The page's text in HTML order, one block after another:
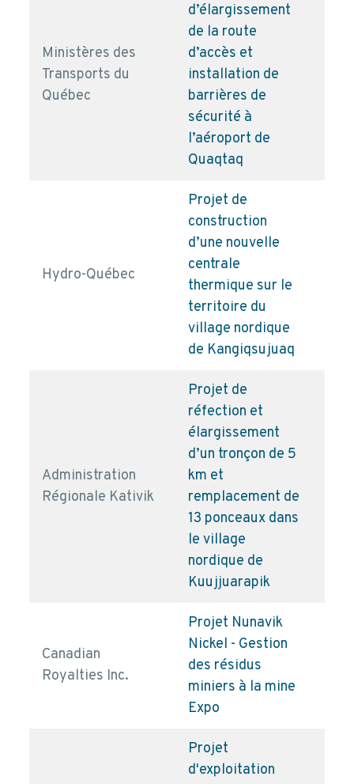
Ministères des
Transports du
Québec
d’élargissement
de la route
d’accès et
installation de
barrières de
sécurité à
l’aéroport de
Quaqtaq
Hydro-Québec
Projet de
construction
d’une nouvelle
centrale
thermique sur le
territoire du
village nordique
de Kangiqsujuaq
Administration
Régionale Kativik
Projet de
réfection et
élargissement
d’un tronçon de 5
km et
remplacement de
13 ponceaux dans
le village
nordique de
Kuujjuarapik
Canadian
Royalties Inc.
Projet Nunavik
Nickel - Gestion
des résidus
miniers à la mine
Expo
Projet
d'exploitation